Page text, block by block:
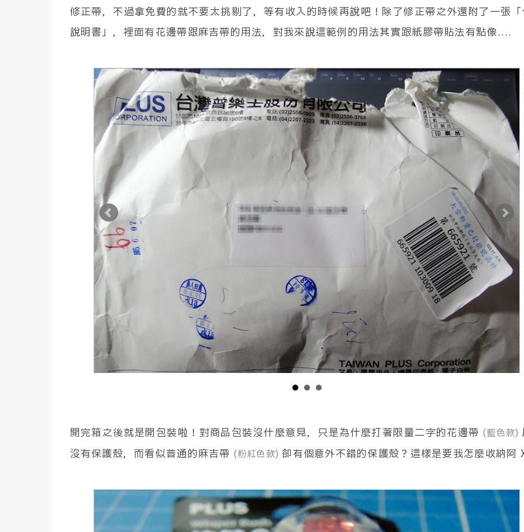
修正帶，不過拿免費的就不要太挑剔了，等有收入的時候再說吧！除了修正帶之外還附了一張「
說明書」，裡面有花邊帶跟麻吉帶的用法，對我來說這範例的用法其實跟紙膠帶貼法有點像....
開完箱之後就是開包裝啦！對商品包裝沒什麼意見，只是為什麼打著限量二字的花邊帶 (藍色款)
沒有保護殼，而看似普通的麻吉帶 (粉紅色款) 卻有個意外不錯的保護殼？這樣是要我怎麼收納阿